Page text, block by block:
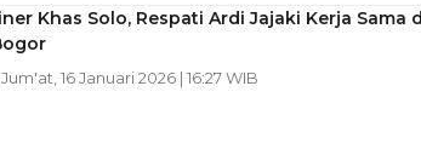
Khas Solo, Respati Ardi Jajaki Kerja Sama
Jum'at, 16 Januari 2026 | 16:27 WIB